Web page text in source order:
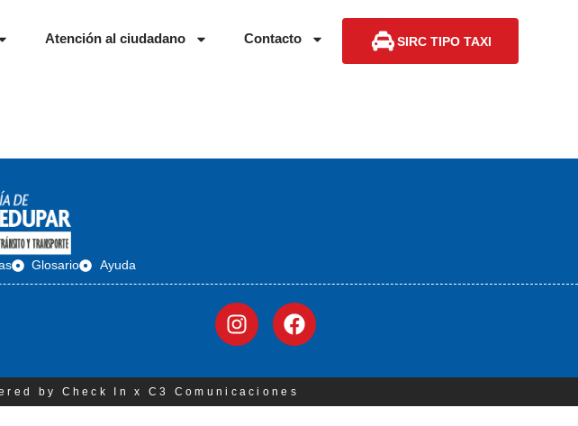
Atención al ciudadano Contacto SIRC TIPO TAXI
Glosario Ayuda
by Check In x C3 Comunicaciones